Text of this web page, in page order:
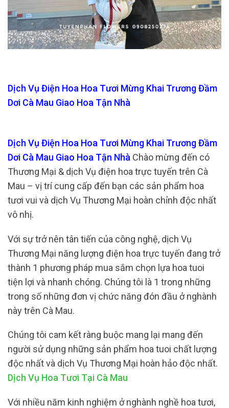
Dịch Vụ Điện Hoa Hoa Tươi Mừng Khai Trương Đầm
Dơi Cà Mau Giao Hoa Tận Nhà
Dịch Vụ Điện Hoa Hoa Tươi Mừng Khai Trương Đầm
Dơi Cà Mau Giao Hoa Tận Nhà Chào mừng đến có
Thương Mại & dịch Vụ điện hoa trực tuyến trên Cà
Mau – vị trí cung cấp đến bạn các sản phẩm hoa
tươi vui và dịch Vụ Thương Mại hoàn chỉnh độc nhất
vô nhị.
Với sự trở nên tân tiến của công nghệ, dịch Vụ
Thương Mại năng lượng điện hoa trực tuyến đang trở
thành 1 phương pháp mua sắm chọn lựa hoa tuoi
tiện lợi và nhanh chóng. Chúng tôi là 1 trong những
trong số những đơn vị chức năng đón đầu ở nghành
này trên Cà Mau.
Chúng tôi cam kết ràng buộc mang lại mang đến
người sử dụng những sản phẩm hoa tuoi chất lượng
độc nhất và dịch Vụ Thương Mại hoàn hảo độc nhất.
Dịch Vụ Hoa Tươi Tại Cà Mau
Với nhiều năm kinh nghiệm ở nghành nghề hoa tươi,